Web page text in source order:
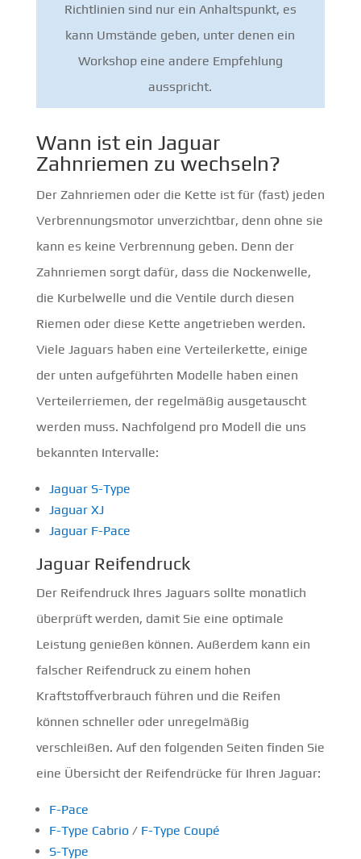
Richtlinien sind nur ein Anhaltspunkt, es
kann Umstände geben, unter denen ein
Workshop eine andere Empfehlung
ausspricht.
Wann ist ein Jaguar
Zahnriemen zu wechseln?
Der Zahnriemen oder die Kette ist für (fast) jeden
Verbrennungsmotor unverzichtbar, denn ohne sie
kann es keine Verbrennung geben. Denn der
Zahnriemen sorgt dafür, dass die Nockenwelle,
die Kurbelwelle und die Ventile durch diesen
Riemen oder diese Kette angetrieben werden.
Viele Jaguars haben eine Verteilerkette, einige
der unten aufgeführten Modelle haben einen
Verteilerriemen, der regelmäßig ausgetauscht
werden muss. Nachfolgend pro Modell die uns
bekannten Intervalle:
Jaguar S-Type
Jaguar XJ
Jaguar F-Pace
Jaguar Reifendruck
Der Reifendruck Ihres Jaguars sollte monatlich
überprüft werden, damit Sie eine optimale
Leistung genießen können. Außerdem kann ein
falscher Reifendruck zu einem hohen
Kraftstoffverbrauch führen und die Reifen
können schneller oder unregelmäßig
verschleißen. Auf den folgenden Seiten finden Sie
eine Übersicht der Reifendrücke für Ihren Jaguar:
F-Pace
F-Type Cabrio / F-Type Coupé
S-Type